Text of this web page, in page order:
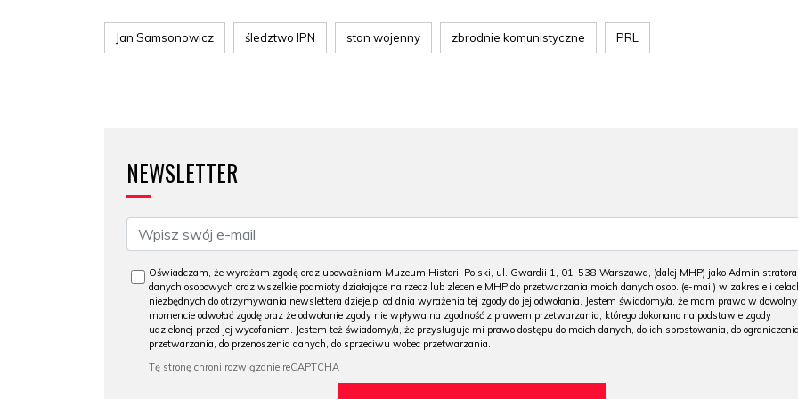
Jan Samsonowicz śledztwo IPN stan wojenny zbrodnie komunistyczne PRL
NEWSLETTER
Oświadczam, że wyrażam zgodę oraz upoważniam Muzeum Historii Polski, ul. Gwardii 1, 01-538 Warszawa, (dalej MHP) jako Administratora
danych osobowych oraz wszelkie podmioty działające na rzecz lub zlecenie MHP do przetwarzania moich danych osob. (e-mail) w zakresie i
niezbędnych do otrzymywania newslettera dzieje.pl od dnia wyrażenia tej zgody do jej odwołania. Jestem świadomy/a, że mam prawo w
momencie odwołać zgodę oraz że odwołanie zgody nie wpływa na zgodność z prawem przetwarzania, którego dokonano na podstawie zgody
udzielonej przed jej wycofaniem. Jestem też świadomy/a, że przysługuje mi prawo dostępu do moich danych, do ich sprostowania, do ograniczenia
przetwarzania, do przenoszenia danych, do sprzeciwu wobec przetwarzania.